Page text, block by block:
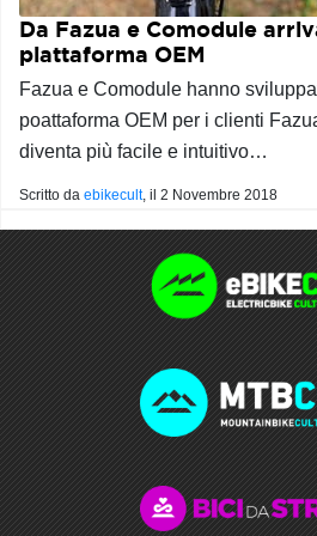
Da Fazua e Comodule
piattaforma OEM
Fazua e Comodule hanno
poattaforma OEM per i clienti
diventa più facile e intuitivo…
Scritto da ebikecult, il 2 Novembre 2018